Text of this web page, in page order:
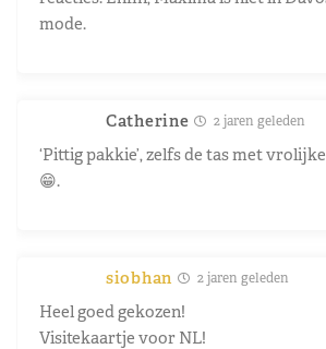
mode.
Catherine 2 jaren geleden
‘Pittig pakkie’, zelfs de tas met
😁.
siobhan 2 jaren geleden
Heel goed gekozen!
Visitekaartje voor NL!